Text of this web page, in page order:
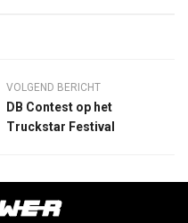
VOLGEND BERICHT
DB Contest op het
Truckstar Festival